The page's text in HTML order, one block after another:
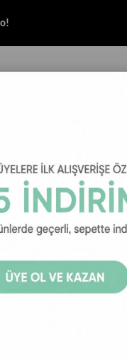
Crocs Classic
₺2.999,00
Crocs Classic Lined Clog